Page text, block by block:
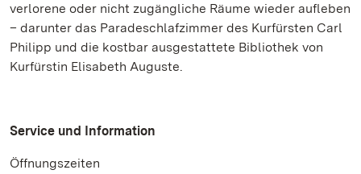
verlorene oder nicht zugängliche Räume wieder aufleben
– darunter das Paradeschlafzimmer des Kurfürsten Carl
Philipp und die kostbar ausgestattete Bibliothek von
Kurfürstin Elisabeth Auguste.
Service und Information
Öffnungszeiten